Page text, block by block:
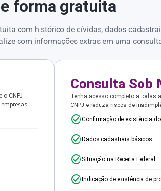
forma gratuita
com histórico de dívidas, dados
com informações extras em uma
o CNPJ
Consulta Sob
Tenha acesso completo a todas
CNPJ e reduza riscos de
Confirmação de existência do
Dados cadastrais básicos
Situação na Receita Federal
Indicação de existência de